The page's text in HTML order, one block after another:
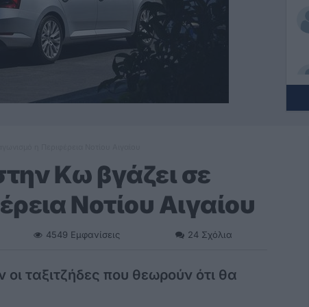
Κω βγάζει σε
Νοτίου Αιγαίου
4549 Εμφανίσεις 24Σχόλια
ταξιτζήδες που θεωρούν ότι θα